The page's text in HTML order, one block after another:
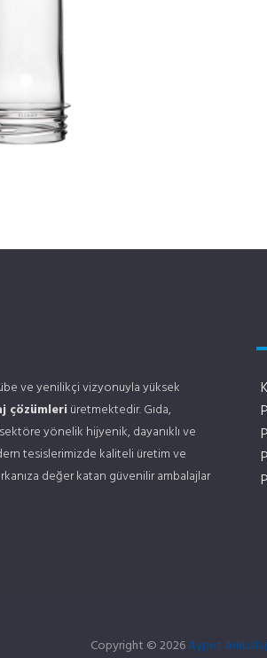
ve yenilikçi vizyonuyla yüksek
çözümleri üretmektedir. Gıda,
yönelik hijyenik, dayanıklı ve
tesislerimizde kaliteli üretim ve
değer katan güvenilir ambalajlar
Copyright © 2026Aypet Ambalaj